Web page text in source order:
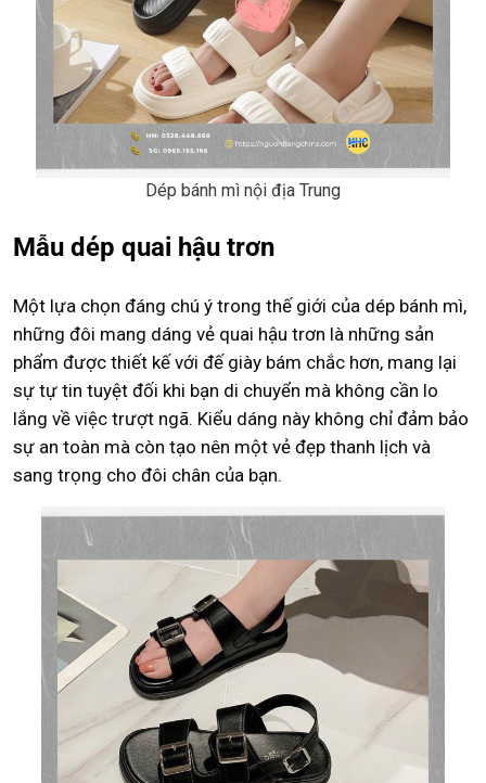
Dép bánh mì nội địa Trung
Mẫu dép quai hậu trơn
Một lựa chọn đáng chú ý trong thế giới của dép bánh mì,
những đôi mang dáng vẻ quai hậu trơn là những sản
phẩm được thiết kế với đế giày bám chắc hơn, mang lại
sự tự tin tuyệt đối khi bạn di chuyển mà không cần lo
lắng về việc trượt ngã. Kiểu dáng này không chỉ đảm bảo
sự an toàn mà còn tạo nên một vẻ đẹp thanh lịch và
sang trọng cho đôi chân của bạn.